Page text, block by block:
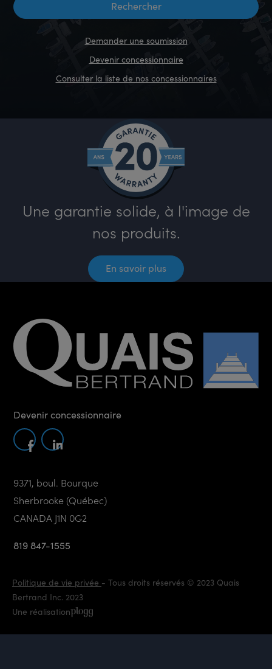
Consulter la liste de nos concessionnaires
Devenir concessionnaire
Demander une soumission
Une garantie solide, à l'image de
nos produits.
En savoir plus
Devenir concessionnaire
9371, boul. Bourque
Sherbrooke (Québec)
CANADA J1N 0G2
819 847-1555
Politique de vie privée - Tous droits réservés © 2023 Quais
Bertrand Inc. 2023
Une réalisation